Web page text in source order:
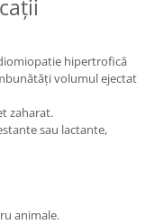
hipertrofică
volumul ejectat
zaharat.
sau lactante,
animale.